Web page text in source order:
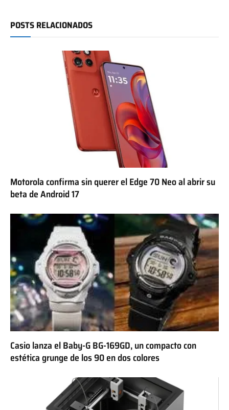
POSTS RELACIONADOS
Motorola confirma sin querer el Edge 70 Neo al abrir su
beta de Android 17
Casio lanza el Baby-G BG-169GD, un compacto con
estética grunge de los 90 en dos colores